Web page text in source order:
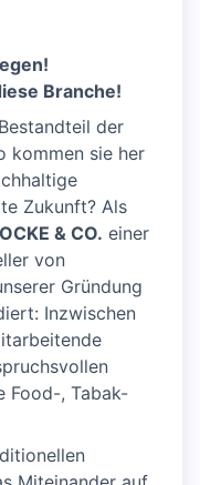
Branche!
der
kommen sie her
Zukunft? Als
& CO. einer
von
Gründung
Inzwischen
Food-, Tabak-